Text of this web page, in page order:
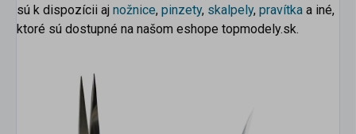
sú k dispozícii aj nožnice, pinzety, skalpely, pravítka a iné,
ktoré sú dostupné na našom eshope topmodely.sk.